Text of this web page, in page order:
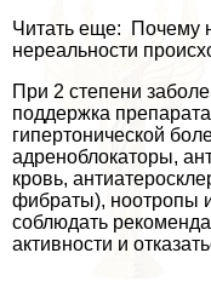
Читать еще: Почему
нереальности
При 2 степени
поддержка
гипертонической
адреноблокаторы,
кровь,
фибраты), ноотропы
соблюдать
активности и